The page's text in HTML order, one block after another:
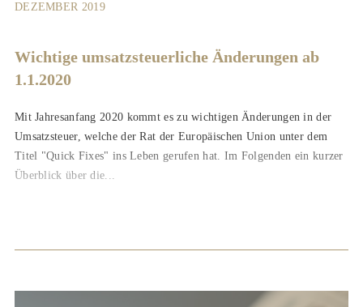
DEZEMBER 2019
Wichtige umsatzsteuerliche Änderungen ab
1.1.2020
Mit Jahresanfang 2020 kommt es zu wichtigen Änderungen in der
Umsatzsteuer, welche der Rat der Europäischen Union unter dem
Titel "Quick Fixes" ins Leben gerufen hat. Im Folgenden ein kurzer
Überblick über die...